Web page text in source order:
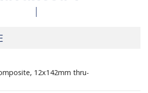
12x142mm thru-